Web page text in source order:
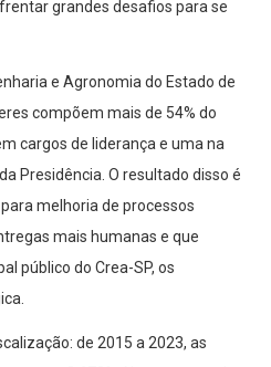
compõem mais de 54% do
cargos de liderança e uma na
Presidência. O resultado disso é
melhoria de processos
mais humanas e que
público do Crea-SP, os
2.670%. No ano passado, a